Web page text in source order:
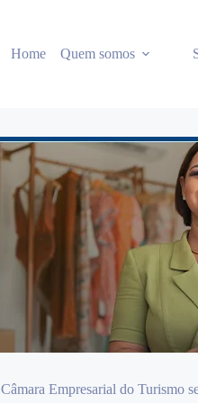
Home Quem somos
Câmara Empresarial do Turismo